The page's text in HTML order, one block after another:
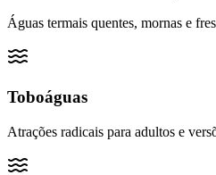
Águas termais quentes, mornas e
Toboáguas
Atrações radicais para adultos e